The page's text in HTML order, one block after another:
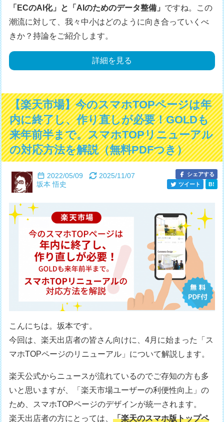
「ECのAI化」と「AIのためのデータ整備」 ですね。この
潮流に対して、我々中小はどのように向き合っていくべ
きか？持論をご紹介します。
詳細を見る
【楽天市場】今のスマホTOPページは年
内に終了し、作り直しが必要！GOLDも
来年前半まで。スマホTOPリニューアル
の対応方法を解説（無料PDFつき）
2022/05/09
2025/11/07
坂本 悟史
シェアする
ツイート
B!
こんにちは。坂本です。
今回は、楽天出店者の皆さん向けに、4月に始まった「ス
マホTOPページのリニューアル」について解説します。
楽天公式からニュースが流れているのでご存知の方も多
いと思いますが、「楽天市場ユーザーの利便性向上」の
ため、スマホTOPページのデザインが統一されます。
楽天出店者の方にとっては、「楽天のスマホ版トップペ